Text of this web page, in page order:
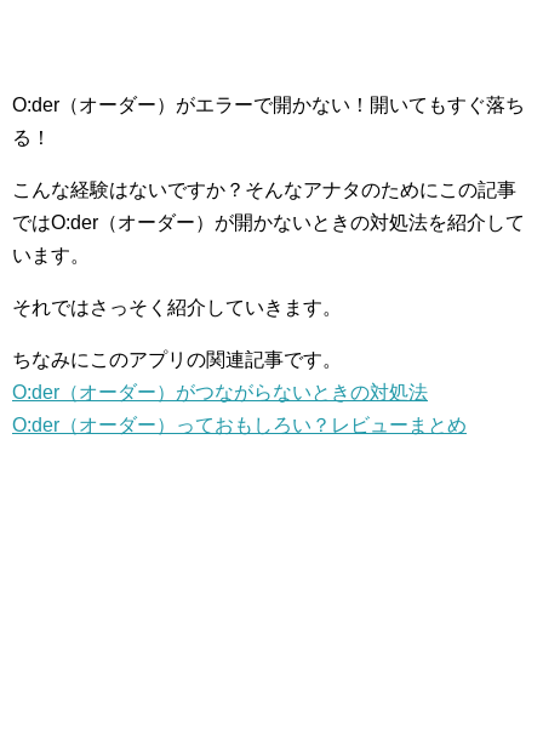
O:der（オーダー）がエラーで開かない！開いてもすぐ落ち
る！
こんな経験はないですか？そんなアナタのためにこの記事
ではO:der（オーダー）が開かないときの対処法を紹介して
います。
それではさっそく紹介していきます。
ちなみにこのアプリの関連記事です。
O:der（オーダー）がつながらないときの対処法
O:der（オーダー）っておもしろい？レビューまとめ